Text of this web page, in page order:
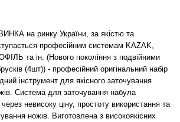
на ринку України, за якістю та
професійним системам KAZAK,
та ін. (Нового покоління з подвійними
(4шт)) - професійний оригінальний набір
інструмент для якісного заточування
Система для заточування набула
невисоку ціну, простоту використання та
ножів. Виготовлена з високоякісних